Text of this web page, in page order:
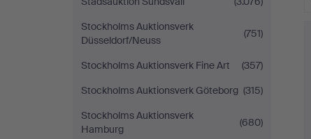
Stockholms Auktionsverk
Düsseldorf/Neuss
(751)
Stockholms Auktionsverk Fine Art
(357)
Stockholms Auktionsverk Göteborg (315)
Stockholms Auktionsverk
Hamburg
(680)